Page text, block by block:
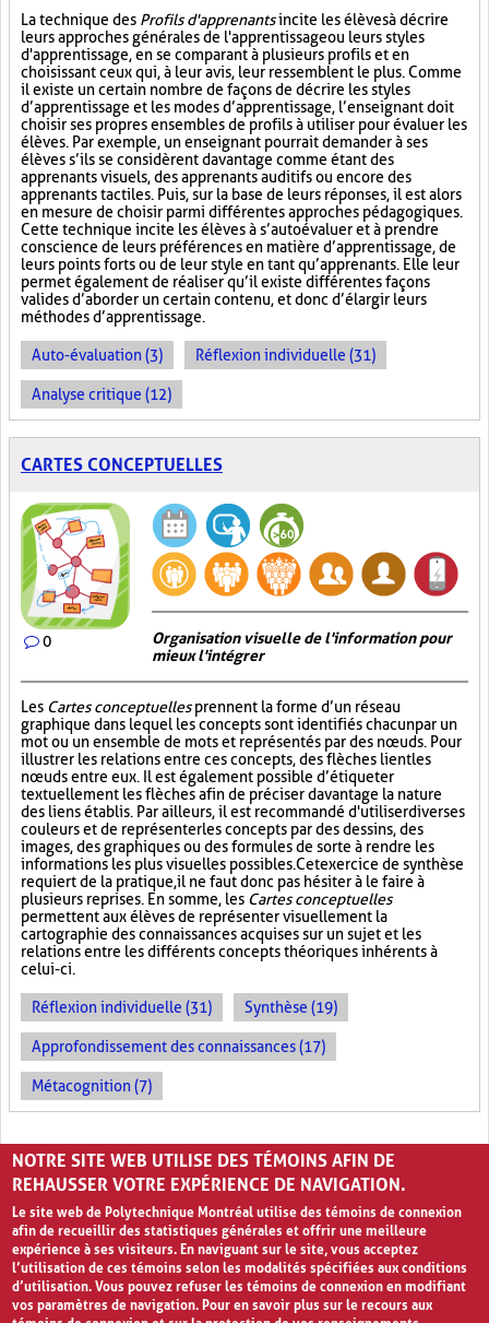
La technique des Profils d'apprenantsincite les élèves à décrire
leurs approches générales de l'apprentissage ou leurs styles
d'apprentissage, en se comparant à plusieurs profils et en
choisissant ceux qui, à leur avis, leur ressemblent le plus. Comme
il existe un certain nombre de façons de décrire les styles
d’apprentissage et les modes d’apprentissage, l’enseignant doit
choisir ses propres ensembles de profils à utiliser pour évaluer les
élèves. Par exemple, un enseignant pourrait demander à ses
élèves s’ils se considèrent davantage comme étant des
apprenants visuels, des apprenants auditifs ou encore des
apprenants tactiles. Puis, sur la base de leurs réponses, il est alors
en mesure de choisir parmi différentes approches pédagogiques.
Cette technique incite les élèves à s’autoévaluer et à prendre
conscience de leurs préférences en matière d’apprentissage, de
leurs points forts ou de leur style en tant qu’apprenants. Elle leur
permet également de réaliser qu’il existe différentes façons
valides d’aborder un certain contenu, et donc d’élargir leurs
méthodes d’apprentissage.
Auto-évaluation (3) Réflexion individuelle (31)
Analyse critique (12)
CARTES CONCEPTUELLES
0
Organisation visuelle de l'information pour
mieux l'intégrer
Les Cartes conceptuellesprennent la forme d’un réseau
graphique dans lequel les concepts sont identifiés chacun par un
mot ou un ensemble de mots et représentés par des nœuds. Pour
illustrer les relations entre ces concepts, des flèches lient les
nœuds entre eux. Il est également possible d’étiqueter
textuellement les flèches afin de préciser davantage la nature
des liens établis. Par ailleurs, il est recommandé d'utiliser diverses
couleurs et de représenter les concepts par des dessins, des
images, des graphiques ou des formules de sorte à rendre les
informations les plus visuelles possibles. Cet exercice de synthèse
requiert de la pratique, il ne faut donc pas hésiter à le faire à
plusieurs reprises. En somme, les Cartes conceptuelles
permettent aux élèves de représenter visuellement la
cartographie des connaissances acquises sur un sujet et les
relations entre les différents concepts théoriques inhérents à
celui-ci.
Réflexion individuelle (31) Synthèse (19)
Approfondissement des connaissances (17)
Métacognition (7)
PAGES
« ‹ 1 2 3
NOTRE SITE WEB UTILISE DES TÉMOINS AFIN DE
REHAUSSER VOTRE EXPÉRIENCE DE NAVIGATION.
Le site web de Polytechnique Montréal utilise des témoins de connexion
afin de recueillir des statistiques générales et offrir une meilleure
expérience à ses visiteurs. En naviguant sur le site, vous acceptez
l’utilisation de ces témoins selon les modalités spécifiées aux conditions
d’utilisation. Vous pouvez refuser les témoins de connexion en modifiant
vos paramètres de navigation. Pour en savoir plus sur le recours aux